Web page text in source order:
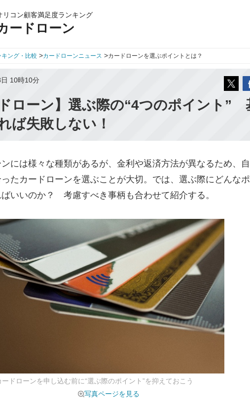
リコン顧客満足度ランキング
ードローン
ング・比較 >カードローンニュース >カードローンを選ぶポイントとは？
10時10分
ドローン】選ぶ際の“4つのポイント”
ば失敗しない！
には様々な種類があるが、金利や返済方法が異なるため、
たカードローンを選ぶことが大切。では、選ぶ際にどんな
ばいいのか？ 考慮すべき事柄も合わせて紹介する。
ードローンを申し込む前に“選ぶ際のポイント”を抑えておこう
写真ページを見る